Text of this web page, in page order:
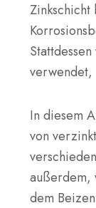
verwendet,
In diesem
von
außerdem,
dem